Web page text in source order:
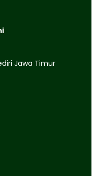
Jawa Timur